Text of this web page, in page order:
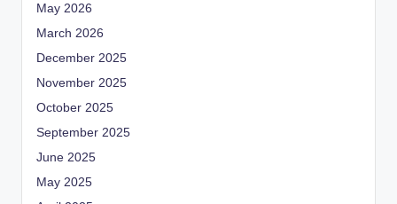
May 2026
March 2026
December 2025
November 2025
October 2025
September 2025
June 2025
May 2025